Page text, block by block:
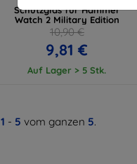
Schutzglas für Hammer
Watch 2 Military Edition
10,90 €
9,81 €
Auf Lager > 5 Stk.
1 - 5 vom ganzen 5.